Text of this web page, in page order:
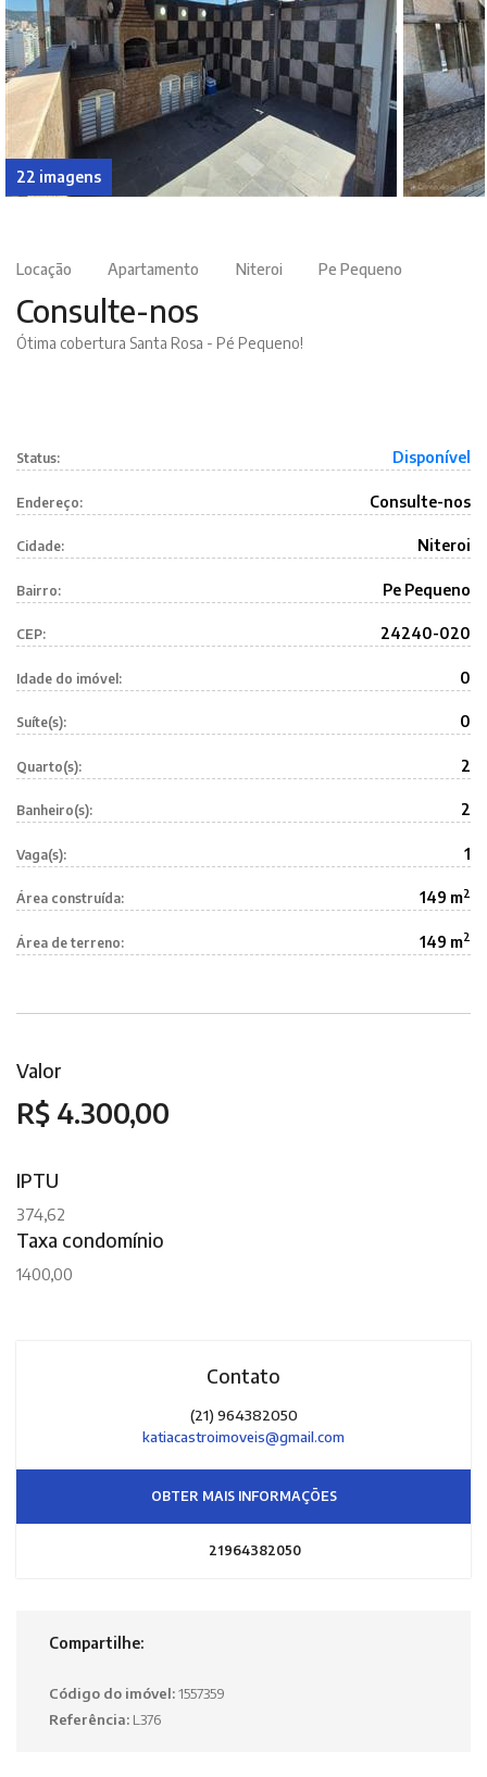
22 imagens
Locação Apartamento Niteroi Pe Pequeno
Consulte-nos
Ótima cobertura Santa Rosa - Pé Pequeno!
Status: Disponível
Endereço: Consulte-nos
Cidade: Niteroi
Bairro: Pe Pequeno
CEP: 24240-020
Idade do imóvel: 0
Suíte(s): 0
Quarto(s): 2
Banheiro(s): 2
Vaga(s): 1
Área construída: 149 m2
Área de terreno: 149 m2
Valor
R$ 4.300,00
IPTU
374,62
Taxa condomínio
1400,00
Contato
(21) 964382050
katiacastroimoveis@gmail.com
OBTER MAIS INFORMAÇÕES
21964382050
Compartilhe:
Código do imóvel:1557359
Referência: L376